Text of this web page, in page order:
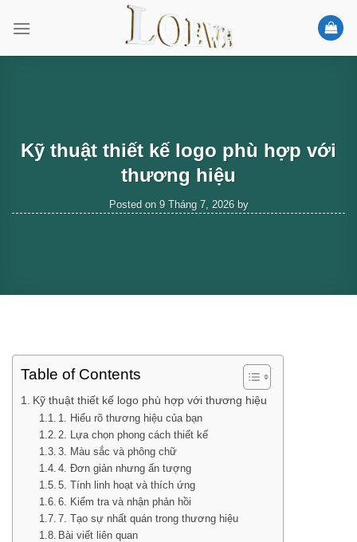
Kỹ thuật thiết kế logo phù hợp với
thương hiệu
Posted on 9 Tháng 7, 2026by
Table of Contents
Kỹ thuật thiết kế logo phù hợp với thương hiệu
1. Hiểu rõ thương hiệu của bạn
2. Lựa chọn phong cách thiết kế
3. Màu sắc và phông chữ
4. Đơn giản nhưng ấn tượng
5. Tính linh hoạt và thích ứng
6. Kiểm tra và nhận phản hồi
7. Tạo sự nhất quán trong thương hiệu
Bài viết liên quan